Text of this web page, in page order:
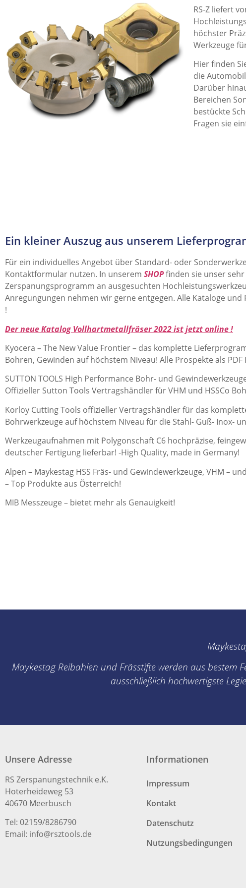
RS-Z liefert
höchster
Werkzeuge
Hier finden
die
Darüber
Bereichen
bestückte
Fragen sie
Ein kleiner Auszug aus unserem
Für ein individuelles Angebot über Standard- oder
Kontaktformular nutzen. In unserem SHOPfinden sie unser
Zerspanungsprogramm an ausgesuchten
Anregungungen nehmen wir gerne entgegen. Alle Kataloge und
!
Der neue Katalog Vollhartmetallfräser 2022 ist jetzt online !
Kyocera – The New Value Frontier – das komplette
Bohren, Gewinden auf höchstem Niveau! Alle Prospekte als
SUTTON TOOLS High Performance Bohr- und
Offizieller Sutton Tools Vertragshändler für VHM und HSSCo
Korloy Cutting Tools offizieller Vertragshändler für das
Bohrwerkzeuge auf höchstem Niveau für die Stahl- Guß- Inox-
Werkzeugaufnahmen mit Polygonschaft C6 hochpräzise,
deutscher Fertigung lieferbar! -High Quality, made in Germany!
Alpen – Maykestag HSS Fräs- und Gewindewerkzeuge, VHM –
– Top Produkte aus Österreich!
MIB Messzeuge – bietet mehr als Genauigkeit!
Maykestag Reibahlen und Frässtifte werden aus bestem
ausschließlich hochwertigste
Unsere Adresse
RS Zerspanungstechnik e.K.
Hoterheideweg 53
40670 Meerbusch
Tel: 02159/8286790
Email: info@rsztools.de
Informationen
Impressum
Kontakt
Datenschutz
Nutzungsbedingungen